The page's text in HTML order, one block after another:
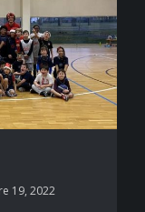
19, 2022